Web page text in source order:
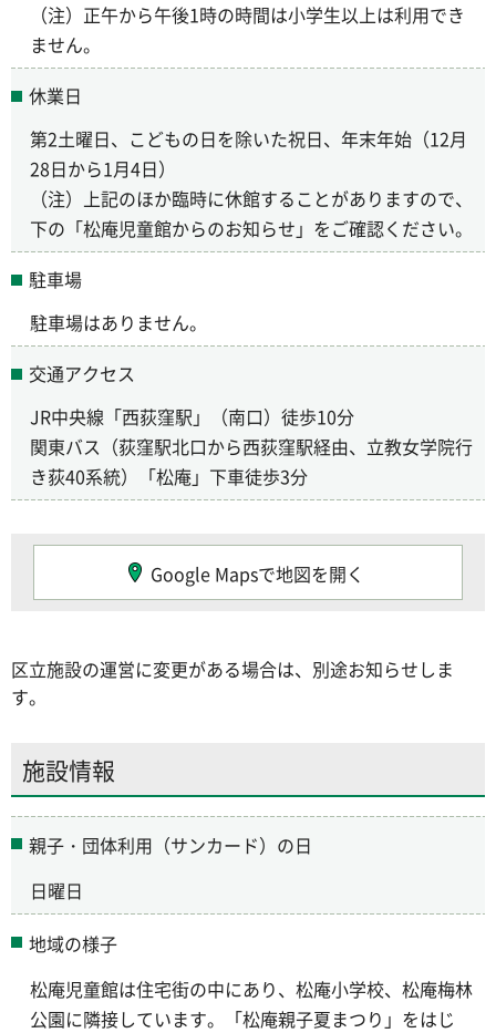
（注）正午から午後1時の時間は小学生以上は利用でき
ません。
休業日
第2土曜日、こどもの日を除いた祝日、年末年始（12月
28日から1月4日）
（注）上記のほか臨時に休館することがありますので、
下の「松庵児童館からのお知らせ」をご確認ください。
駐車場
駐車場はありません。
交通アクセス
JR中央線「西荻窪駅」（南口）徒歩10分
関東バス（荻窪駅北口から西荻窪駅経由、立教女学院行
き荻40系統）「松庵」下車徒歩3分
Google Mapsで地図を開く
区立施設の運営に変更がある場合は、別途お知らせしま
す。
施設情報
親子・団体利用（サンカード）の日
日曜日
地域の様子
松庵児童館は住宅街の中にあり、松庵小学校、松庵梅林
公園に隣接しています。「松庵親子夏まつり」をはじ